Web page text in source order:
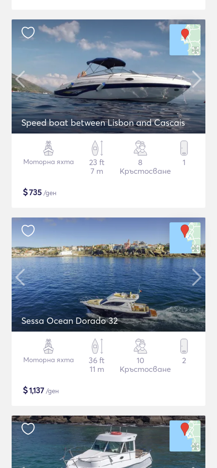
Speed boat between Lisbon and Cascais
Моторна яхта
23 ft
7 m
8
Кръстосване
1
$735 /ден
Sessa Ocean Dorado 32
Моторна яхта
36 ft
11 m
10
Кръстосване
2
$1,137 /ден